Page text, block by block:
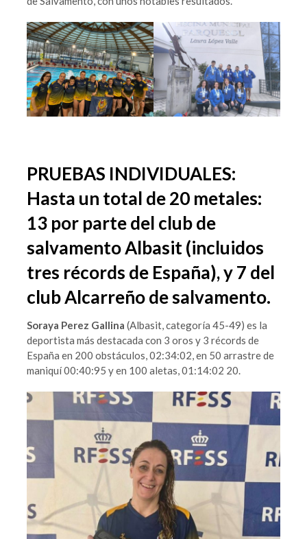
PRUEBAS INDIVIDUALES:
Hasta un total de 20 metales:
13 por parte del club de
salvamento Albasit (incluidos
tres récords de España), y 7 del
club Alcarreño de salvamento.
Soraya Perez Gallina (Albasit, categoría 45-49) es la
deportista más destacada con 3 oros y 3 récords de
España en 200 obstáculos, 02:34:02, en 50 arrastre de
maniquí 00:40:95 y en 100 aletas, 01:14:02 20.